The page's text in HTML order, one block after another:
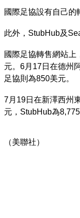
國際足協設有自己的
此外，StubHub及
國際足協轉售網站
元。6月17日在德州
足協則為850美元。
7月19日在新澤西州
元，StubHub為
（美聯社）